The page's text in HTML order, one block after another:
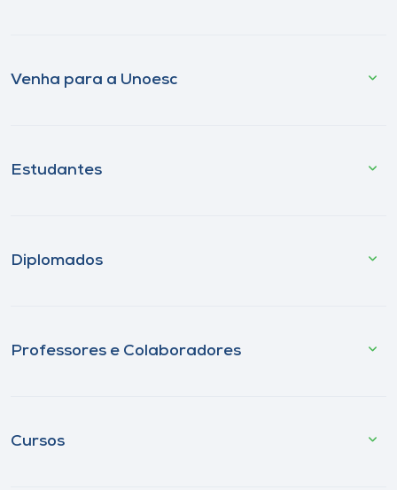
Venha para a Unoesc
Estudantes
Diplomados
Professores e Colaboradores
Cursos